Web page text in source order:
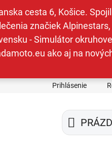
cesta 6, Košice.
značiek Alpinestars,
- Simulátor
ako aj na
Prihlásenie